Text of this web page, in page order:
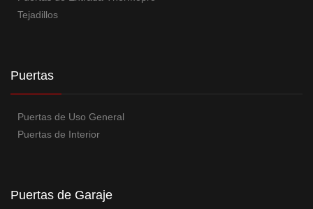
Tejadillos
Puertas
Puertas de Uso General
Puertas de Interior
Puertas de Garaje